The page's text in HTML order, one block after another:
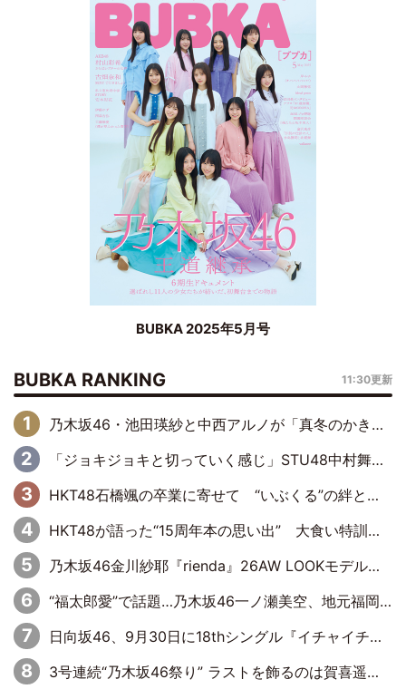
BUBKA 2025年5月号
BUBKA RANKING 11:30更新
乃木坂46・池田瑛紗と中西アルノが「真冬のかき氷」騒動で火花散らす！ 因縁の裏にあるのは、逆境をともに“凌”ぐ似た者同士の絆
「ジョキジョキと切っていく感じ」STU48中村舞、新しい挑戦は自らの手で
HKT48石橋颯の卒業に寄せて “いぶくる”の絆と後輩・龍頭綺音の決意
HKT48が語った“15周年本の思い出” 大食い特訓・守護霊企画・制服グラビア…盛りだくさんの裏話
乃木坂46金川紗耶『rienda』26AW LOOKモデルに就任
“福太郎愛”で話題…乃木坂46一ノ瀬美空、地元福岡『めんべい25周年トップサポーター』に就任
日向坂46、9月30日に18thシングル『イチャイチャ虫』の発売決定！ フォーメーションは『日向坂で会いましょう』にて発表
3号連続“乃木坂46祭り” ラストを飾るのは賀喜遥香…5年ぶりの登場に「5年分大人になった私を見ていただけたら」